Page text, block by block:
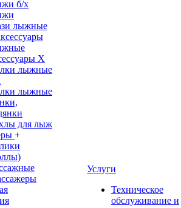
б/х
лыжные
Х
лыжные
лыжные
для лыж
+
Услуги
Техническое
обслуживание и